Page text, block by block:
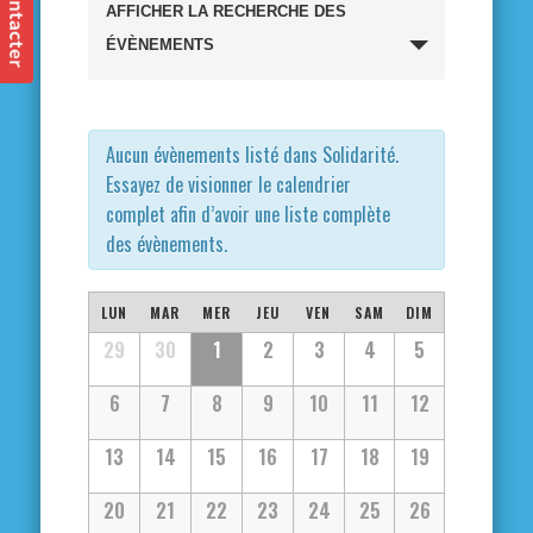
et
de
vues
Évènements
AFFICHER LA RECHERCHE DES
ÉVÈNEMENTS
Aucun évènements listé dans Solidarité.
Essayez de visionner le calendrier
complet afin d’avoir une liste complète
des évènements.
Calendrier
de
Évènements
Calendrier
Évènements
LUN MAR MER JEU VEN SAM DIM
29 30 1 2 3 4
5
6
7 8 9 10 11
12
13
14 15 16 17 18
19
20
21 22 23 24 25 26